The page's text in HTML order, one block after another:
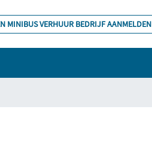
MINIBUS VERHUUR BEDRIJF AANMELDEN